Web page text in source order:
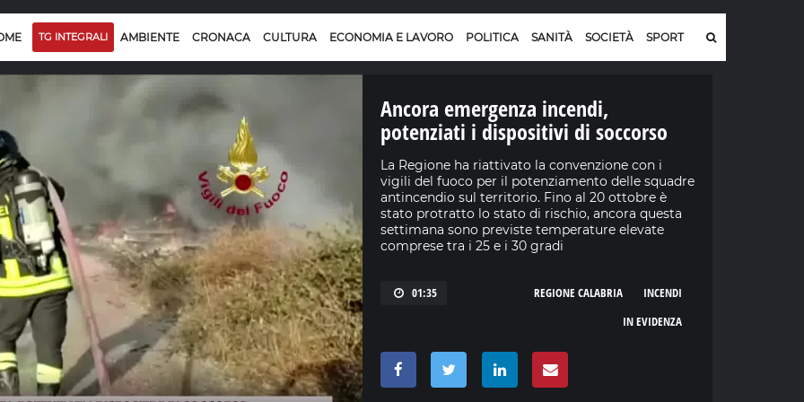
TG INTEGRALI AMBIENTE CRONACA CULTURA ECONOMIA E LAVORO POLITICA SANITÀ SOCIETÀ SPORT
Ancora emergenza incendi,
potenziati i dispositivi di soccorso
La Regione ha riattivato la convenzione con i
vigili del fuoco per il potenziamento delle squadre
antincendio sul territorio. Fino al 20 ottobre è
stato protratto lo stato di rischio, ancora questa
settimana sono previste temperature elevate
comprese tra i 25 e i 30 gradi
01:35 INCENDI
REGIONE CALABRIA
IN EVIDENZA